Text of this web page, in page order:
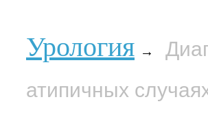
Урология →
атипичных